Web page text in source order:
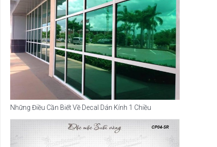
Những Điều Cần Biết Về Decal Dán Kính 1 Chiều